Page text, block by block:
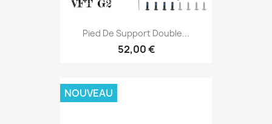
Pied De Support Double...
52,00 €
NOUVEAU